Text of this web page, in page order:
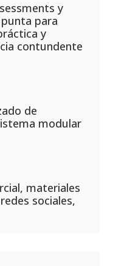
y
para
y
contundente
de
modular
materiales
sociales,